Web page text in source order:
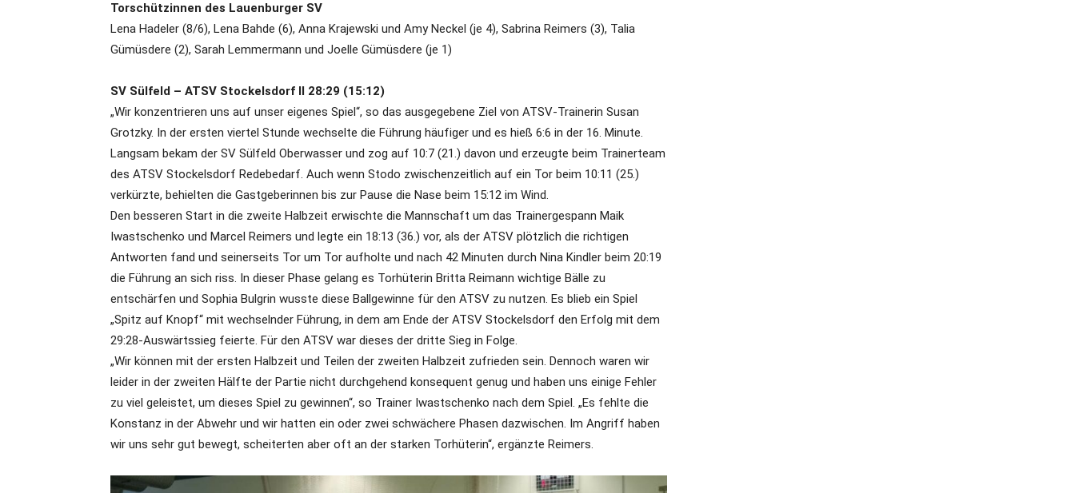
Torschützinnen des Lauenburger SV
Lena Hadeler (8/6), Lena Bahde (6), Anna Krajewski und Amy Neckel (je 4), Sabrina Reimers (3), Talia
Gümüsdere (2), Sarah Lemmermann und Joelle Gümüsdere (je 1)
SV Sülfeld – ATSV Stockelsdorf II 28:29 (15:12)
„Wir konzentrieren uns auf unser eigenes Spiel“, so das ausgegebene Ziel von ATSV-Trainerin Susan
Grotzky. In der ersten viertel Stunde wechselte die Führung häufiger und es hieß 6:6 in der 16. Minute.
Langsam bekam der SV Sülfeld Oberwasser und zog auf 10:7 (21.) davon und erzeugte beim Trainerteam
des ATSV Stockelsdorf Redebedarf. Auch wenn Stodo zwischenzeitlich auf ein Tor beim 10:11 (25.)
verkürzte, behielten die Gastgeberinnen bis zur Pause die Nase beim 15:12 im Wind.
Den besseren Start in die zweite Halbzeit erwischte die Mannschaft um das Trainergespann Maik
Iwastschenko und Marcel Reimers und legte ein 18:13 (36.) vor, als der ATSV plötzlich die richtigen
Antworten fand und seinerseits Tor um Tor aufholte und nach 42 Minuten durch Nina Kindler beim 20:19
die Führung an sich riss. In dieser Phase gelang es Torhüterin Britta Reimann wichtige Bälle zu
entschärfen und Sophia Bulgrin wusste diese Ballgewinne für den ATSV zu nutzen. Es blieb ein Spiel
„Spitz auf Knopf“ mit wechselnder Führung, in dem am Ende der ATSV Stockelsdorf den Erfolg mit dem
29:28-Auswärtssieg feierte. Für den ATSV war dieses der dritte Sieg in Folge.
„Wir können mit der ersten Halbzeit und Teilen der zweiten Halbzeit zufrieden sein. Dennoch waren wir
leider in der zweiten Hälfte der Partie nicht durchgehend konsequent genug und haben uns einige Fehler
zu viel geleistet, um dieses Spiel zu gewinnen“, so Trainer Iwastschenko nach dem Spiel. „Es fehlte die
Konstanz in der Abwehr und wir hatten ein oder zwei schwächere Phasen dazwischen. Im Angriff haben
wir uns sehr gut bewegt, scheiterten aber oft an der starken Torhüterin“, ergänzte Reimers.